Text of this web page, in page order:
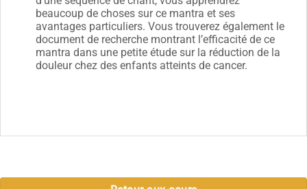
beaucoup de choses sur ce mantra et ses
avantages particuliers. Vous trouverez également le
document de recherche montrant l’efficacité de ce
mantra dans une petite étude sur la réduction de la
douleur chez des enfants atteints de cancer.